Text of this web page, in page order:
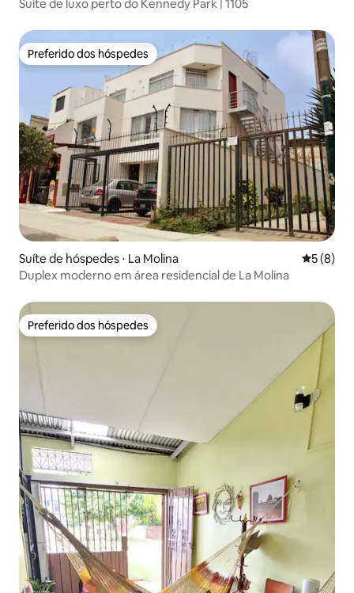
Suíte de luxo perto do Kennedy Park | 1105
Preferido dos hóspedes
Preferido dos hóspedes
Suíte de hóspedes ⋅ La Molina 5 de
5 (8)
Duplex moderno em área residencial de La Molina
Preferido dos hóspedes
Preferido dos hóspedes